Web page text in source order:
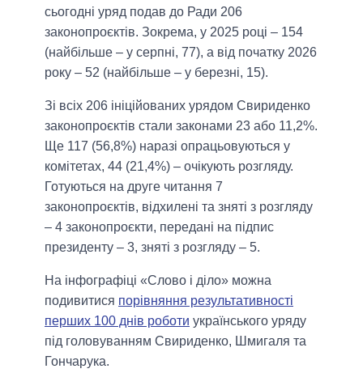
сьогодні уряд подав до Ради 206
законопроєктів. Зокрема, у 2025 році – 154
(найбільше – у серпні, 77), а від початку 2026
року – 52 (найбільше – у березні, 15).
Зі всіх 206 ініційованих урядом Свириденко
законопроєктів стали законами 23 або 11,2%.
Ще 117 (56,8%) наразі опрацьовуються у
комітетах, 44 (21,4%) – очікують розгляду.
Готуються на друге читання 7
законопроєктів, відхилені та зняті з розгляду
– 4 законопроєкти, передані на підпис
президенту – 3, зняті з розгляду – 5.
На інфографіці «Слово і діло» можна
подивитися порівняння результативності
перших 100 днів роботи українського уряду
під головуванням Свириденко, Шмигаля та
Гончарука.